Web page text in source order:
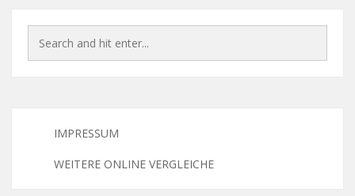
IMPRESSUM
WEITERE ONLINE VERGLEICHE